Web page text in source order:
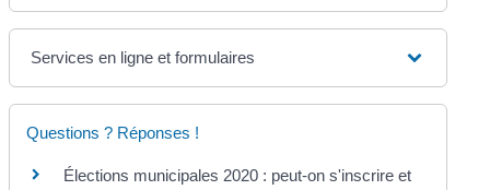
Services en ligne et formulaires
Questions ? Réponses !
Élections municipales 2020 : peut-on s'inscrire et